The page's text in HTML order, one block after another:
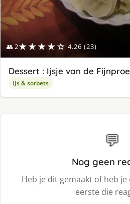
👥 2★★★★☆ 4.26 (23)
Dessert : Ijsje van de
IJs & sorbets
💬
Nog geen
Heb je dit gemaakt of heb je
eerste die